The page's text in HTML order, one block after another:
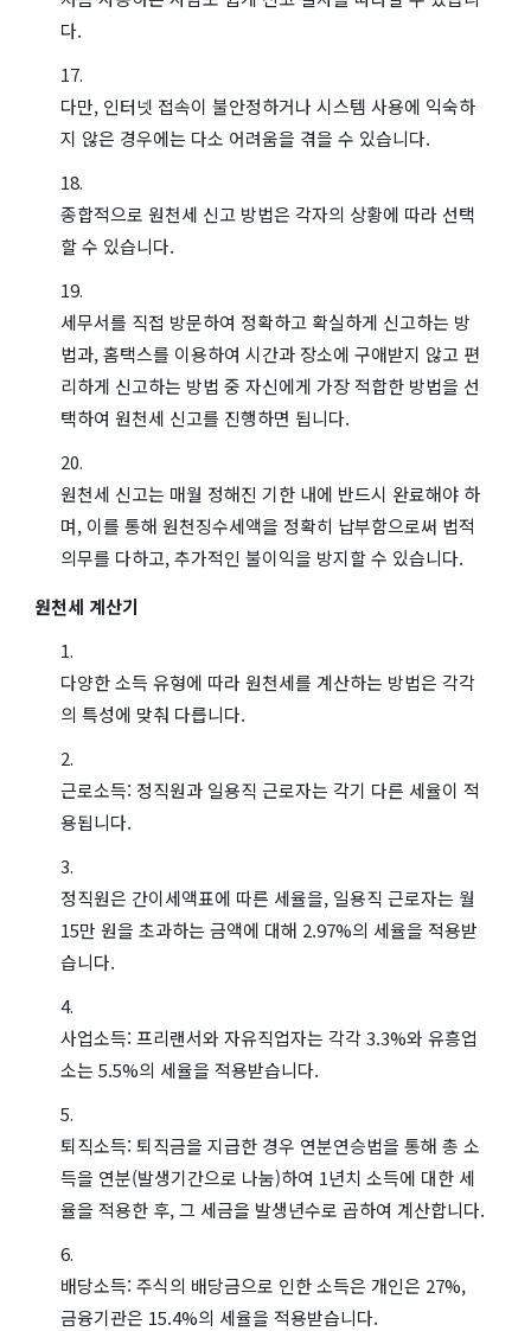
다.
다만, 인터넷 접속이 불안정하거나 시스템 사용에 익숙하
지 않은 경우에는 다소 어려움을 겪을 수 있습니다.
종합적으로 원천세 신고 방법은 각자의 상황에 따라 선택
할 수 있습니다.
세무서를 직접 방문하여 정확하고 확실하게 신고하는 방
법과, 홈택스를 이용하여 시간과 장소에 구애받지 않고 편
리하게 신고하는 방법 중 자신에게 가장 적합한 방법을 선
택하여 원천세 신고를 진행하면 됩니다.
원천세 신고는 매월 정해진 기한 내에 반드시 완료해야 하
며, 이를 통해 원천징수세액을 정확히 납부함으로써 법적
의무를 다하고, 추가적인 불이익을 방지할 수 있습니다.
원천세 계산기
다양한 소득 유형에 따라 원천세를 계산하는 방법은 각각
의 특성에 맞춰 다릅니다.
근로소득: 정직원과 일용직 근로자는 각기 다른 세율이 적
용됩니다.
정직원은 간이세액표에 따른 세율을, 일용직 근로자는 월
15만 원을 초과하는 금액에 대해 2.97%의 세율을 적용받
습니다.
사업소득: 프리랜서와 자유직업자는 각각 3.3%와 유흥업
소는 5.5%의 세율을 적용받습니다.
퇴직소득: 퇴직금을 지급한 경우 연분연승법을 통해 총 소
득을 연분(발생기간으로 나눔)하여 1년치 소득에 대한 세
율을 적용한 후, 그 세금을 발생년수로 곱하여 계산합니다.
배당소득: 주식의 배당금으로 인한 소득은 개인은 27%,
금융기관은 15.4%의 세율을 적용받습니다.